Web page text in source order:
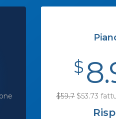
$
$59.7 $53.73